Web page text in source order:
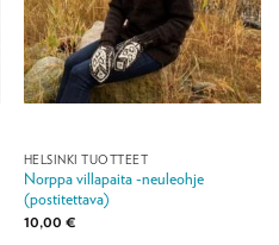
HELSINKI TUOTTEET
Norppa villapaita -neuleohje
(postitettava)
10,00 €